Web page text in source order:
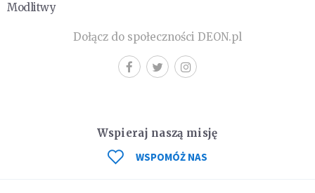
Modlitwy
Dołącz do społeczności DEON.pl
Wspieraj naszą misję
WSPOMÓŻ NAS